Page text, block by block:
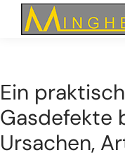
Ein
Gasdefekte
Ursachen,